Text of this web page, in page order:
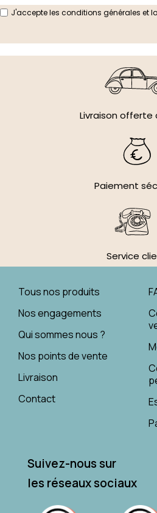
J'accepte les conditions générales et
Livraison offerte
Paiement
Service
Tous nos produits
Nos engagements
Qui sommes nous ?
Nos points de vente
Livraison
Contact
Suivez-nous sur
les réseaux sociaux